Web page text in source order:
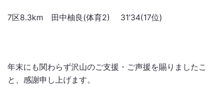
7区8.3km 田中柚良(体育2) 31’34(17位)
年末にも関わらず沢山のご支援・ご声援を賜りましたこ
と、感謝申し上げます。